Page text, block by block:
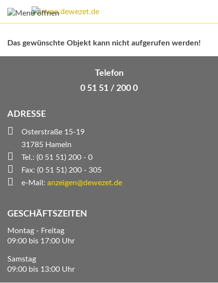
Das gewünschte Objekt kann nicht aufgerufen werden!
Telefon
0 51 51 / 200 0
ADRESSE
Osterstraße 15-19
31785 Hameln
Tel.: (0 51 51) 200 - 0
Fax: (0 51 51) 200 - 305
e-Mail: anzeigen@dewezet.de
GESCHÄFTSZEITEN
Montag - Freitag
09:00 bis 17:00 Uhr
Samstag
09:00 bis 13:00 Uhr